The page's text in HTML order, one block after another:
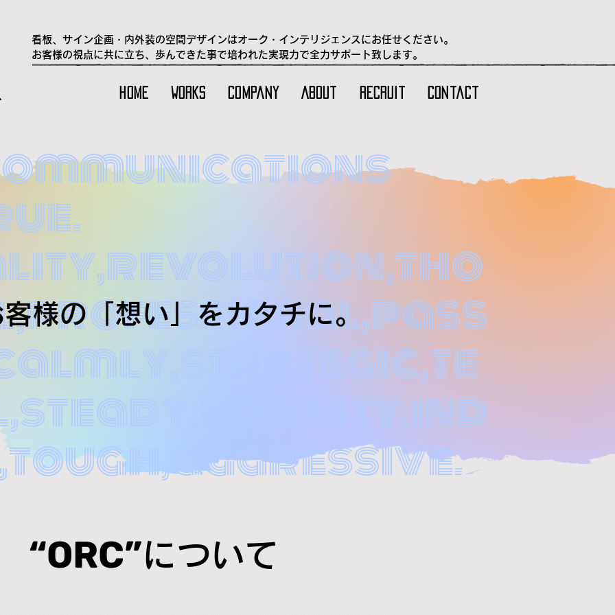
​看板、サイン企画・内外装の空間デザインはオーク・インテリジェンスにお任せください。
​お客様の視点に共に立ち、歩んできた事で培われた実現力で全力サポート致します。
HOME WORKS Company About Recruit Contact
様の「想い」をカタチに。
“ORC”について